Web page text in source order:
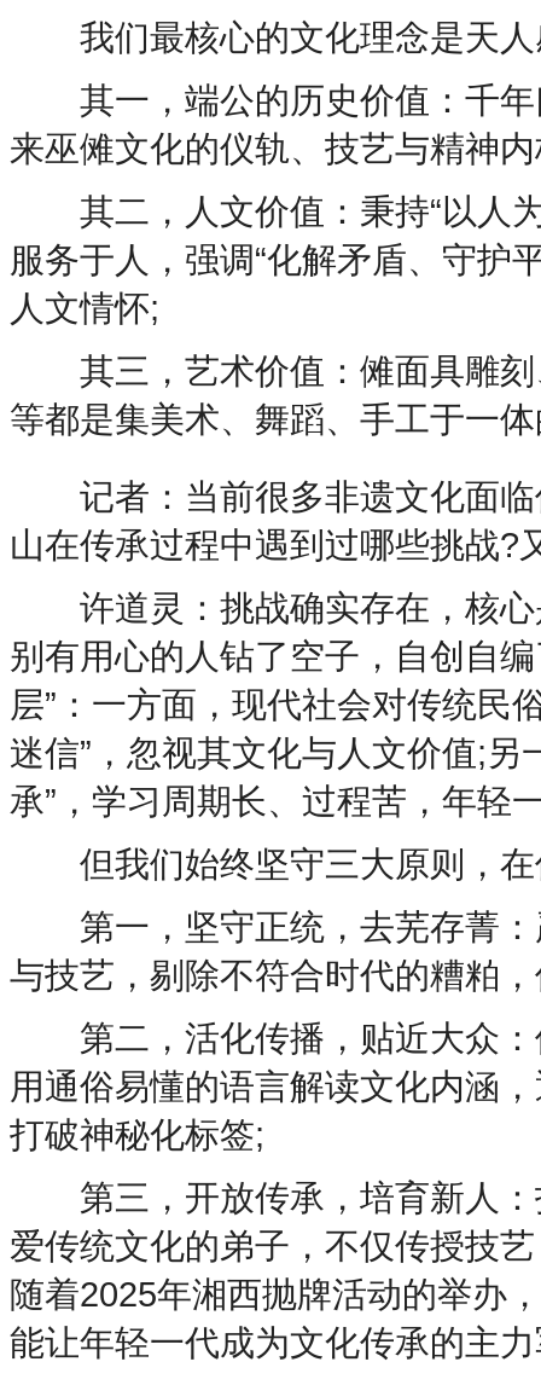
我们最核心的文化理念是天人
其一，端公的历史价值：千年
来巫傩文化的仪轨、技艺与精神
其二，人文价值：秉持“以人为
服务于人，强调“化解矛盾、守护
人文情怀;
其三，艺术价值：傩面具雕刻
等都是集美术、舞蹈、手工于一
记者：当前很多非遗文化面临
山在传承过程中遇到过哪些挑战?
许道灵：挑战确实存在，核心
别有用心的人钻了空子，自创自
层”：一方面，现代社会对传统民
迷信”，忽视其文化与人文价值;
承”，学习周期长、过程苦，年轻
但我们始终坚守三大原则，在
第一，坚守正统，去芜存菁：
与技艺，剔除不符合时代的糟粕
第二，活化传播，贴近大众：
用通俗易懂的语言解读文化内涵
打破神秘化标签;
第三，开放传承，培育新人：
爱传统文化的弟子，不仅传授技
随着2025年湘西抛牌活动的举办
能让年轻一代成为文化传承的主